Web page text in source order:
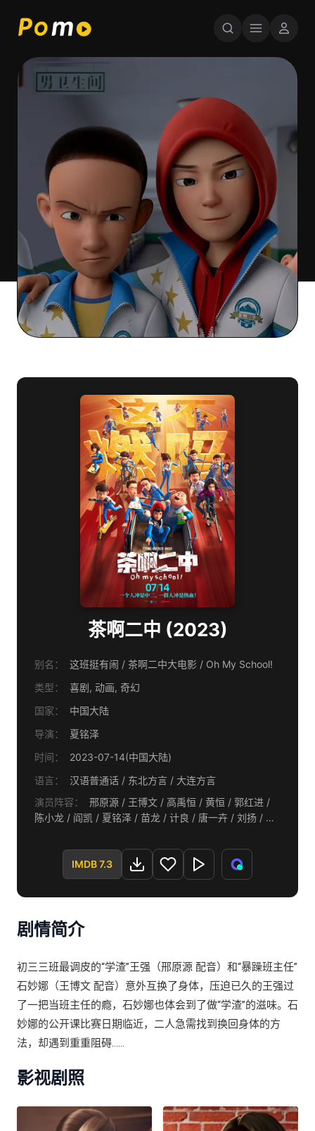
茶啊二中 (2023)
别名：
这班挺有闹 / 茶啊二中大电影 / Oh My School!
类型：
喜剧, 动画, 奇幻
国家：
中国大陆
导演：
夏铭泽
时间：
2023-07-14(中国大陆)
语言：
汉语普通话 / 东北方言 / 大连方言
演员阵容：
邢原源 / 王博文 / 高禹恒 / 黄恒 / 郭红进 /
陈小龙 / 阎凯 / 夏铭泽 / 苗龙 / 计良 / 唐一卉 / 刘扬 / 徐
IMDB 7.3
剧情简介
初三三班最调皮的“学渣”王强（邢原源 配音）和“暴躁班主任”
石妙娜（王博文 配音）意外互换了身体，压迫已久的王强过
了一把当班主任的瘾，石妙娜也体会到了做“学渣”的滋味。石
妙娜的公开课比赛日期临近，二人急需找到换回身体的方
法，却遇到重重阻碍……
影视剧照